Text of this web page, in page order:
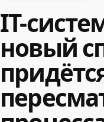
IT-
новый